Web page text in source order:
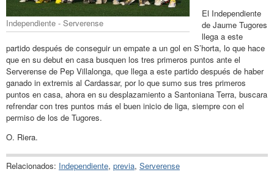
Independiente - Serverense
El Independiente
de Jaume Tugores
llega a este
partido después de conseguir un empate a un gol en S’horta, lo que hace
que en su debut en casa busquen los tres primeros puntos ante el
Serverense de Pep Villalonga, que llega a este partido después de haber
ganado in extremis al Cardassar, por lo que sumo sus tres primeros
puntos en casa, ahora en su desplazamiento a Santoniana Terra, buscara
refrendar con tres puntos más el buen inicio de liga, siempre con el
permiso de los de Tugores.
O. Riera.
Relacionados: Independiente, previa, Serverense